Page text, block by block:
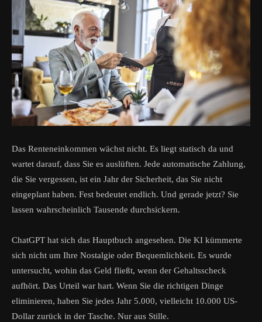
Das Renteneinkommen wächst nicht. Es liegt statisch da und
wartet darauf, dass Sie es auslüften. Jede automatische Zahlung,
die Sie vergessen, ist ein Jahr der Sicherheit, das Sie nicht
eingeplant haben. Fest bedeutet endlich. Und gerade jetzt? Sie
lassen wahrscheinlich Tausende durchsickern.
ChatGPT hat sich das Hauptbuch angesehen. Die KI kümmerte
sich nicht um Ihre Nostalgie oder Bequemlichkeit. Es wurde
untersucht, wohin das Geld fließt, wenn der Gehaltsscheck
aufhört. Das Urteil war hart. Wenn Sie die richtigen Dinge
eliminieren, haben Sie jedes Jahr 5.000, vielleicht 10.000 US-
Dollar zurück in der Tasche. Nur aus Stille.